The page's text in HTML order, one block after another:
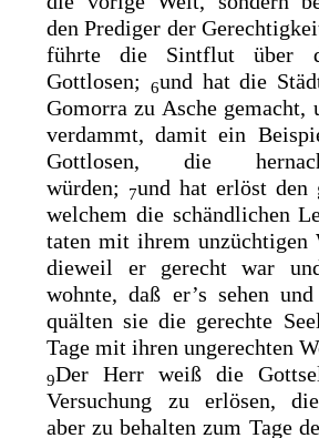
den Prediger der
führte die Sintflut über
Gottlosen;
6und hat die
Gomorra zu Asche gemacht,
verdammt, damit ein
Gottlosen, die
würden;
7und hat erlöst den
welchem die schändlichen
taten mit ihrem unzüchtigen
dieweil er gerecht war
wohnte, daß er’s sehen
quälten sie die gerechte
Tage mit ihren ungerechten
9Der Herr weiß die
Versuchung zu erlösen,
aber zu behalten zum Tage